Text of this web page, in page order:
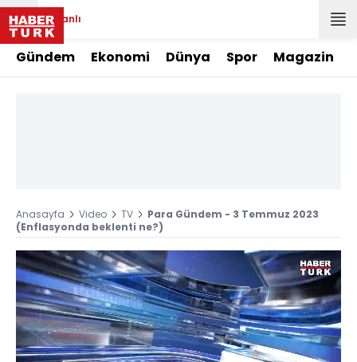
Canlı
Gündem Ekonomi Dünya Spor Magazin
Anasayfa Video TV
Para Gündem - 3 Temmuz 2023
(Enflasyonda beklenti ne?)